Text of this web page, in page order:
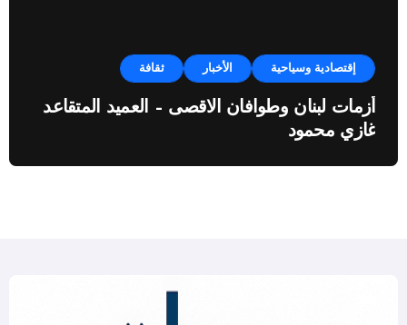
إقتصادية وسياحية الأخبار ثقافة
أزمات لبنان وطوافان الاقصى – العميد المتقاعد
غازي محمود